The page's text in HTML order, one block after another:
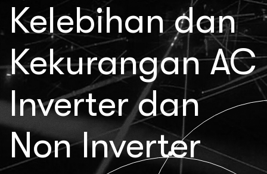
Kelebihan dan
Kekurangan AC
Inverter dan
Non Inverter